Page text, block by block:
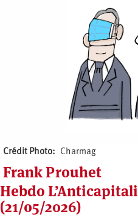
Crédit Photo Charmag
Frank Prouhet
Hebdo
(21/05/2026)